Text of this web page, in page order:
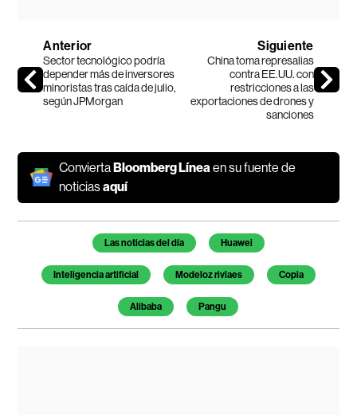
Anterior
Sector tecnológico podría
depender más de inversores
minoristas tras caída de julio,
según JPMorgan
Siguiente
China toma represalias
contra EE.UU. con
restricciones a las
exportaciones de drones y
sanciones
ConviertaBloomberg Línea en su fuente de
noticiasaquí
Temas de este artículo
Las noticias del día Huawei
Inteligencia artificial Modeloz rivlaes Copia
Alibaba Pangu